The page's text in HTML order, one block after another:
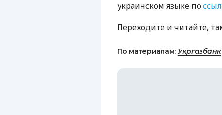
украинском языке по
Переходите и читайте,
По материалам: Укргазбанк